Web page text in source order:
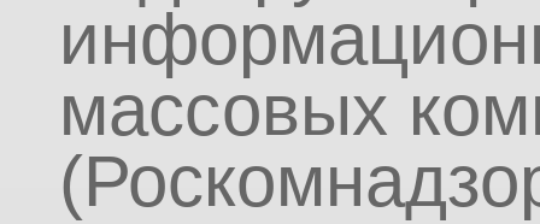
массовых